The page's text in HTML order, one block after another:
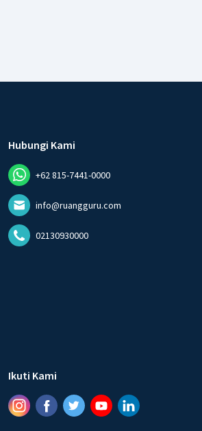
Hubungi Kami
+62 815-7441-0000
info@ruangguru.com
02130930000
Ikuti Kami